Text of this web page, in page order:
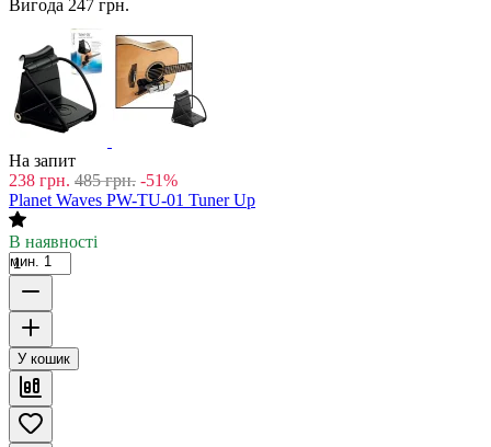
Вигода 247 грн.
На запит
238 грн. 485 грн. -51%
Planet Waves PW-TU-01 Tuner Up
В наявності
мин. 1
У кошик